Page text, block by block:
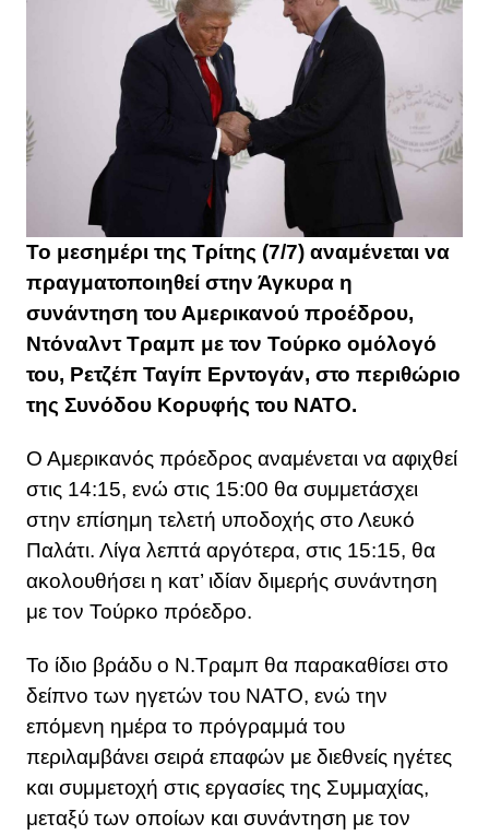
Το μεσημέρι της Τρίτης (7/7) αναμένεται να
πραγματοποιηθεί στην Άγκυρα η
συνάντηση του Αμερικανού προέδρου,
Ντόναλντ Τραμπ με τον Τούρκο ομόλογό
του, Ρετζέπ Ταγίπ Ερντογάν, στο περιθώριο
της Συνόδου Κορυφής του ΝΑΤΟ.
Ο Αμερικανός πρόεδρος αναμένεται να αφιχθεί
στις 14:15, ενώ στις 15:00 θα συμμετάσχει
στην επίσημη τελετή υποδοχής στο Λευκό
Παλάτι. Λίγα λεπτά αργότερα, στις 15:15, θα
ακολουθήσει η κατ’ ιδίαν διμερής συνάντηση
με τον Τούρκο πρόεδρο.
Το ίδιο βράδυ ο Ν.Τραμπ θα παρακαθίσει στο
δείπνο των ηγετών του ΝΑΤΟ, ενώ την
επόμενη ημέρα το πρόγραμμά του
περιλαμβάνει σειρά επαφών με διεθνείς ηγέτες
και συμμετοχή στις εργασίες της Συμμαχίας,
μεταξύ των οποίων και συνάντηση με τον